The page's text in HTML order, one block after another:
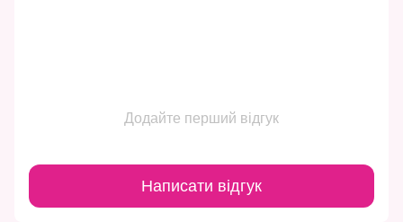
Додайте перший відгук
Написати відгук